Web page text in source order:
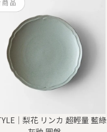
｜梨花 リンカ 超輕量 藍綠